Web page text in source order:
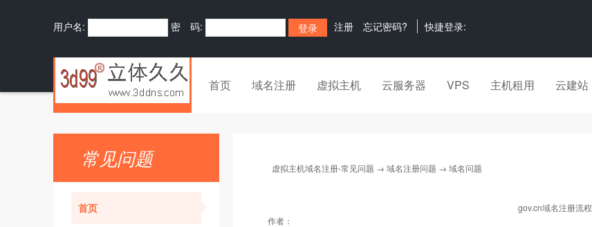
用户名: 密 码: 注册 忘记密码? 快捷登录:
首页 域名注册 虚拟主机 云服务器 VPS 主机租用 云建站
常见问题
首页
虚拟主机域名注册-常见问题 → 域名注册问题 → 域名问题
gov.cn域名注册流程
作者：